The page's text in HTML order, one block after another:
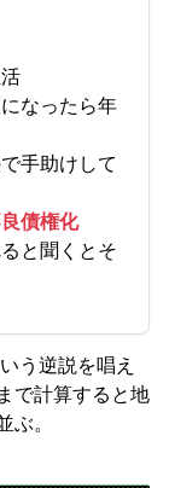
なったら年
手助けして
債権化
と聞くとそ
う逆説を唱え
で計算すると地
ぶ。